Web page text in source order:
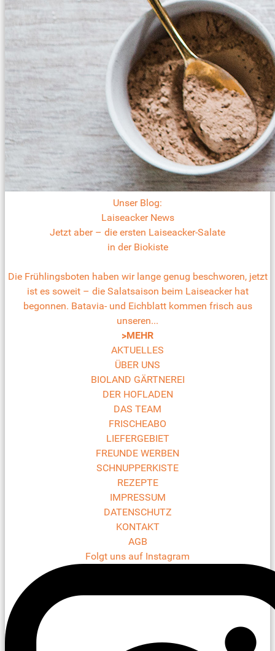
Unser Blog:
Laiseacker News
Jetzt aber – die ersten Laiseacker-Salate
in der Biokiste
Die Frühlingsboten haben wir lange genug beschworen, jetzt
ist es soweit – die Salatsaison beim Laiseacker hat
begonnen. Batavia- und Eichblatt kommen frisch aus
unseren...
>MEHR
AKTUELLES
ÜBER UNS
BIOLAND GÄRTNEREI
DER HOFLADEN
DAS TEAM
FRISCHEABO
LIEFERGEBIET
FREUNDE WERBEN
SCHNUPPERKISTE
REZEPTE
IMPRESSUM
DATENSCHUTZ
KONTAKT
AGB
Folgt uns auf Instagram